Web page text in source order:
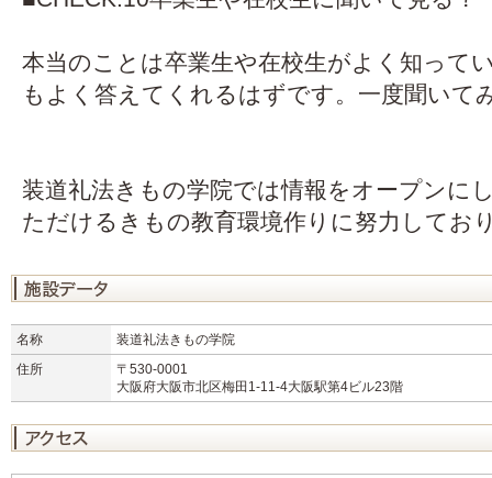
本当のことは卒業生や在校生がよく知って
もよく答えてくれるはずです。一度聞いて
装道礼法きもの学院では情報をオープンに
ただけるきもの教育環境作りに努力してお
名称
装道礼法きもの学院
住所
〒530-0001
大阪府大阪市北区梅田1-11-4大阪駅第4ビル23階